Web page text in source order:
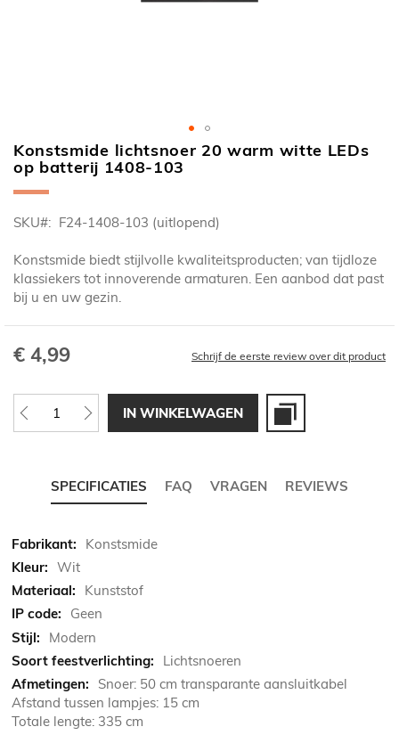
Ga
naar
het
van
afbeeldingen-
gallerij
Konstsmide lichtsnoer 20 warm witte LEDs
op batterij 1408-103
SKU F24-1408-103 (uitlopend)
Konstsmide biedt stijlvolle kwaliteitsproducten; van tijdloze
klassiekers tot innoverende armaturen. Een aanbod dat past
bij u en uw gezin.
€ 4,99 Schrijf de eerste review over dit product
IN WINKELWAGEN
SPECIFICATIES FAQ VRAGEN REVIEWS
Meer
informatie
Konstsmide
Wit
Kunststof
Geen
Modern
Lichtsnoeren
Snoer: 50 cm transparante aansluitkabel
Afstand tussen lampjes: 15 cm
Totale lengte: 335 cm